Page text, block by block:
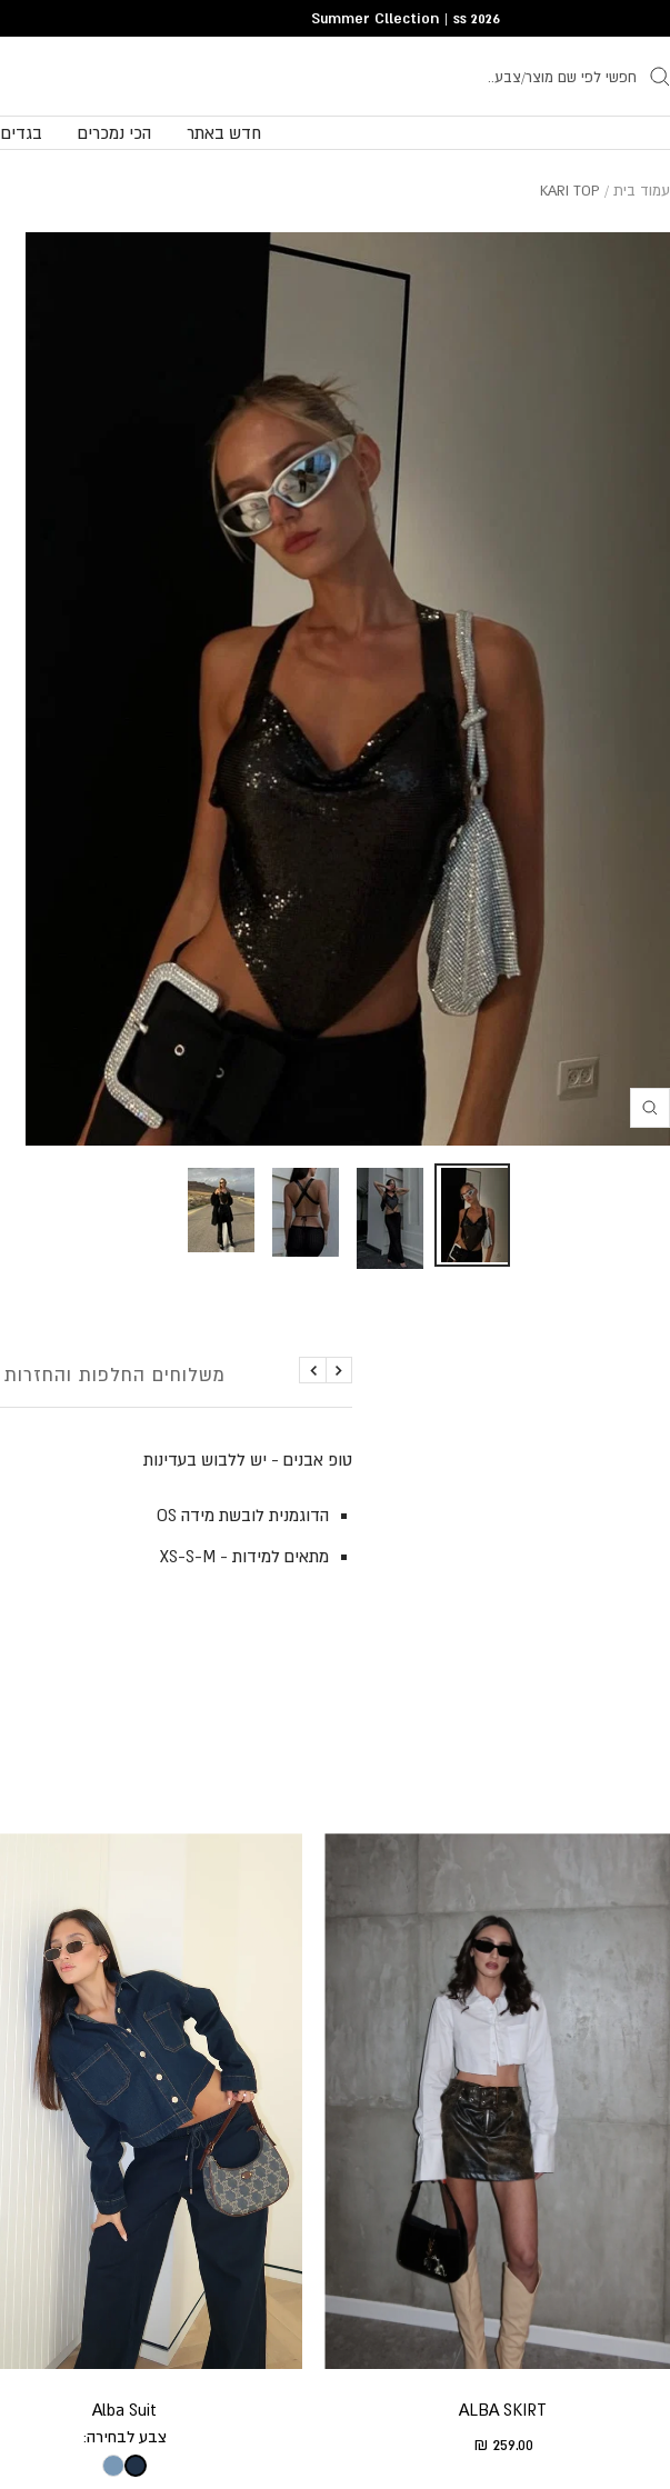
he.general.accessibility.skip_to_content
Summer Cllection | ss 2026
חדש באתר הכי נמכרים בגדים
עמוד בית KARI TOP
Translation
he.product.general.zoom
פירוט משלוחים החלפות והחזרות הקודם
הבא
טופ אבנים - יש ללבוש בעדינות
הדוגמנית לובשת מידה OS
מתאים למידות - XS-S-M
ALBA SKIRT
Translation missing: he.product.general.sale_price
259.00 ₪
Alba Suit
צבע לבחירה: